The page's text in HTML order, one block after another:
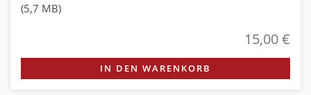
(5,7 MB)
15,00 €
IN DEN WARENKORB